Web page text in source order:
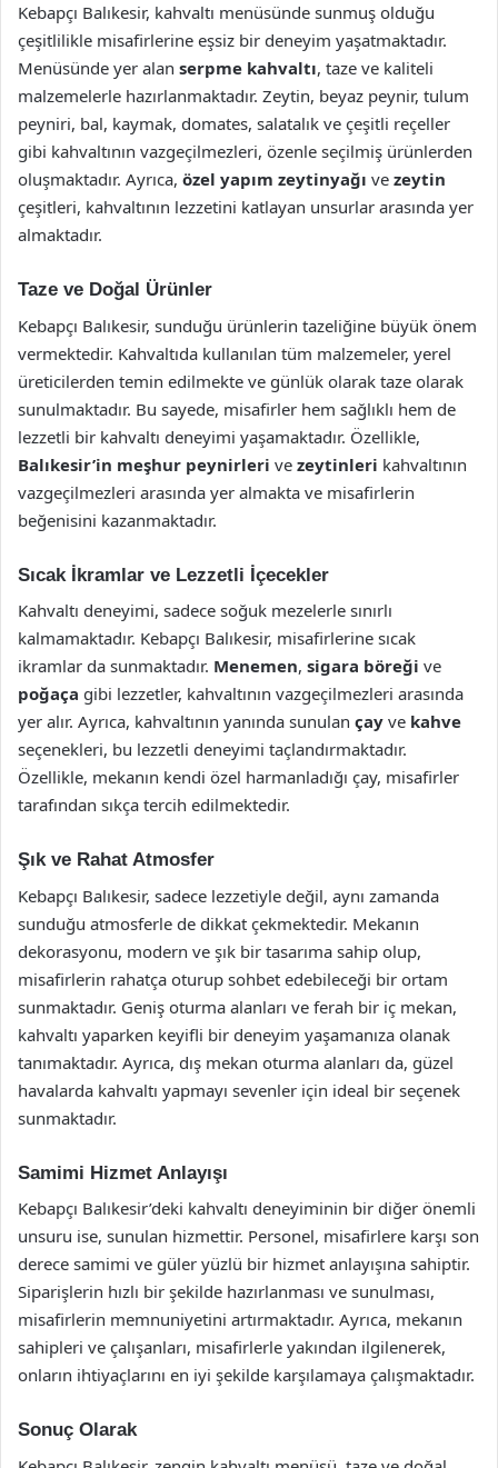
Kebapçı Balıkesir, kahvaltı menüsünde sunmuş olduğu
çeşitlilikle misafirlerine eşsiz bir deneyim yaşatmaktadır.
Menüsünde yer alan serpme kahvaltı, taze ve kaliteli
malzemelerle hazırlanmaktadır. Zeytin, beyaz peynir, tulum
peyniri, bal, kaymak, domates, salatalık ve çeşitli reçeller
gibi kahvaltının vazgeçilmezleri, özenle seçilmiş ürünlerden
oluşmaktadır. Ayrıca, özel yapım zeytinyağı ve zeytin
çeşitleri, kahvaltının lezzetini katlayan unsurlar arasında yer
almaktadır.
Taze ve Doğal Ürünler
Kebapçı Balıkesir, sunduğu ürünlerin tazeliğine büyük önem
vermektedir. Kahvaltıda kullanılan tüm malzemeler, yerel
üreticilerden temin edilmekte ve günlük olarak taze olarak
sunulmaktadır. Bu sayede, misafirler hem sağlıklı hem de
lezzetli bir kahvaltı deneyimi yaşamaktadır. Özellikle,
Balıkesir’in meşhur peynirleri ve zeytinleri kahvaltının
vazgeçilmezleri arasında yer almakta ve misafirlerin
beğenisini kazanmaktadır.
Sıcak İkramlar ve Lezzetli İçecekler
Kahvaltı deneyimi, sadece soğuk mezelerle sınırlı
kalmamaktadır. Kebapçı Balıkesir, misafirlerine sıcak
ikramlar da sunmaktadır. Menemen, sigara böreği ve
poğaça gibi lezzetler, kahvaltının vazgeçilmezleri arasında
yer alır. Ayrıca, kahvaltının yanında sunulan çay ve kahve
seçenekleri, bu lezzetli deneyimi taçlandırmaktadır.
Özellikle, mekanın kendi özel harmanladığı çay, misafirler
tarafından sıkça tercih edilmektedir.
Şık ve Rahat Atmosfer
Kebapçı Balıkesir, sadece lezzetiyle değil, aynı zamanda
sunduğu atmosferle de dikkat çekmektedir. Mekanın
dekorasyonu, modern ve şık bir tasarıma sahip olup,
misafirlerin rahatça oturup sohbet edebileceği bir ortam
sunmaktadır. Geniş oturma alanları ve ferah bir iç mekan,
kahvaltı yaparken keyifli bir deneyim yaşamanıza olanak
tanımaktadır. Ayrıca, dış mekan oturma alanları da, güzel
havalarda kahvaltı yapmayı sevenler için ideal bir seçenek
sunmaktadır.
Samimi Hizmet Anlayışı
Kebapçı Balıkesir’deki kahvaltı deneyiminin bir diğer önemli
unsuru ise, sunulan hizmettir. Personel, misafirlere karşı son
derece samimi ve güler yüzlü bir hizmet anlayışına sahiptir.
Siparişlerin hızlı bir şekilde hazırlanması ve sunulması,
misafirlerin memnuniyetini artırmaktadır. Ayrıca, mekanın
sahipleri ve çalışanları, misafirlerle yakından ilgilenerek,
onların ihtiyaçlarını en iyi şekilde karşılamaya çalışmaktadır.
Sonuç Olarak